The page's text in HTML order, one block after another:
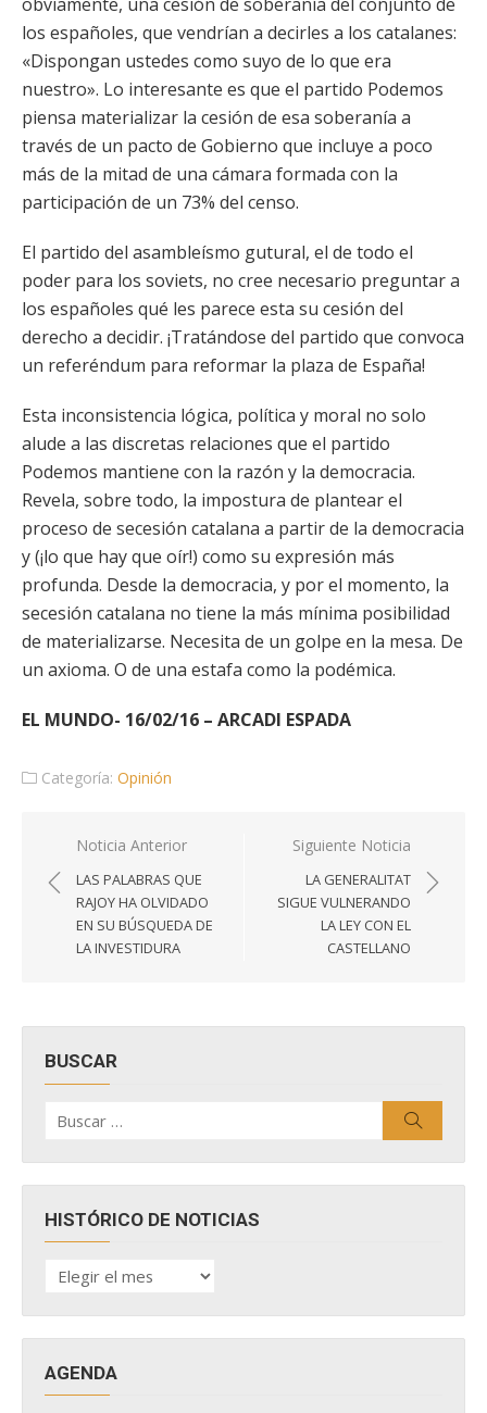
los españoles, que vendrían a decirles a los catalanes:
«Dispongan ustedes como suyo de lo que era
nuestro». Lo interesante es que el partido Podemos
piensa materializar la cesión de esa soberanía a
través de un pacto de Gobierno que incluye a poco
más de la mitad de una cámara formada con la
participación de un 73% del censo.
El partido del asambleísmo gutural, el de todo el
poder para los soviets, no cree necesario preguntar a
los españoles qué les parece esta su cesión del
derecho a decidir. ¡Tratándose del partido que convoca
un referéndum para reformar la plaza de España!
Esta inconsistencia lógica, política y moral no solo
alude a las discretas relaciones que el partido
Podemos mantiene con la razón y la democracia.
Revela, sobre todo, la impostura de plantear el
proceso de secesión catalana a partir de la democracia
y (¡lo que hay que oír!) como su expresión más
profunda. Desde la democracia, y por el momento, la
secesión catalana no tiene la más mínima posibilidad
de materializarse. Necesita de un golpe en la mesa. De
un axioma. O de una estafa como la podémica.
EL MUNDO- 16/02/16 – ARCADI ESPADA
Categoría: Opinión
Navegación
de
entradas
Noticia Anterior
LAS PALABRAS QUE
RAJOY HA OLVIDADO
EN SU BÚSQUEDA DE
LA INVESTIDURA
Siguiente Noticia
LA GENERALITAT
SIGUE VULNERANDO
LA LEY CON EL
CASTELLANO
BUSCAR
por:
HISTÓRICO DE NOTICIAS
HISTÓRICO
DE
AGENDA